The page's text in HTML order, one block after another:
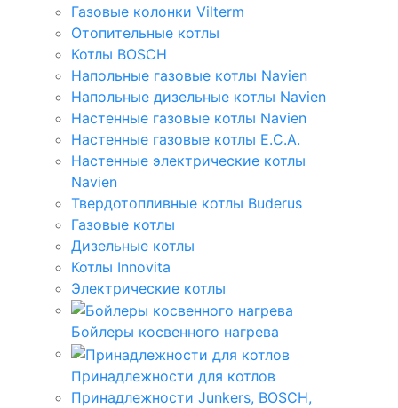
Газовые колонки Vilterm
Отопительные котлы
Котлы BOSCH
Напольные газовые котлы Navien
Напольные дизельные котлы Navien
Настенные газовые котлы Navien
Настенные газовые котлы E.C.A.
Настенные электрические котлы
Navien
Твердотопливные котлы Buderus
Газовые котлы
Дизельные котлы
Котлы Innovita
Электрические котлы
Бойлеры косвенного нагрева
Принадлежности для котлов
Принадлежности Junkers, BOSCH,